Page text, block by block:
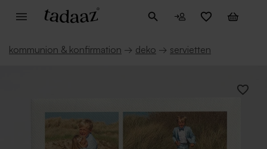
kommunion & konfirmation → deko → servietten